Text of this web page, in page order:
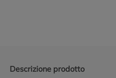
Descrizione prodotto